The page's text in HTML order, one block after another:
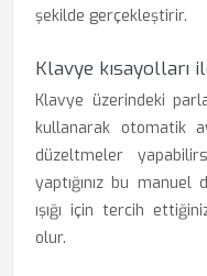
şekilde gerçekleştirir.
Klavye kısayolları
Klavye üzerindeki
kullanarak otomatik
düzeltmeler
yaptığınız bu
ışığı için tercih
olur.